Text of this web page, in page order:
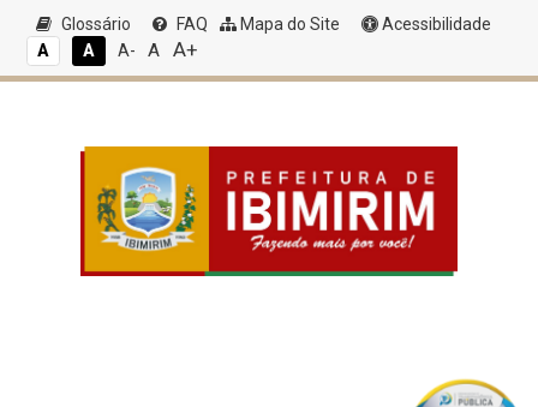
Glossário FAQ Mapa do Site
Acessibilidade
A
A A- A A+